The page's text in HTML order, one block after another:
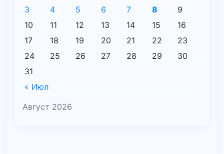
Август 2026
« Июл
3
4 5 6 7 8
9
10
11 12 13 14 15
16
17
18 19 20 21 22
23
24
25 26 27 28 29
30
31